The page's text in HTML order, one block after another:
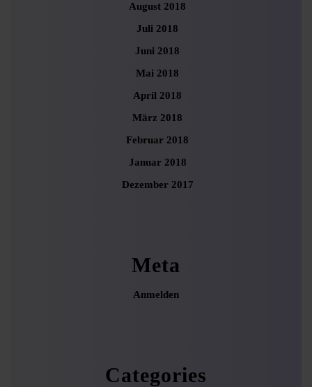
August 2018
Juli 2018
Juni 2018
Mai 2018
April 2018
März 2018
Februar 2018
Januar 2018
Dezember 2017
Meta
Anmelden
Categories